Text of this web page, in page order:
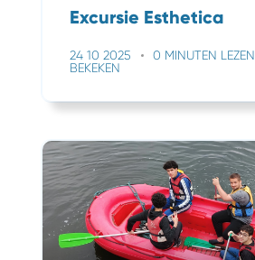
Excursie Esthetica
24 10 2025 0 MINUTEN LEZEN
BEKEKEN